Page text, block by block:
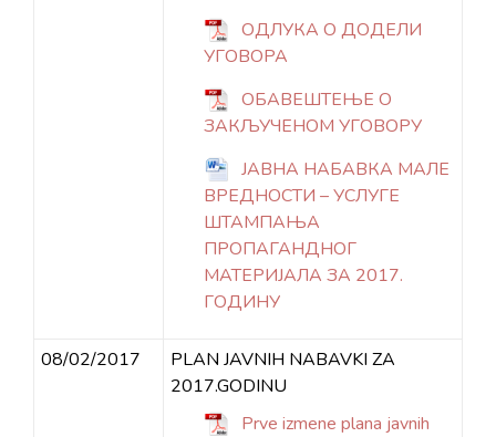
ОДЛУКА О ДОДЕЛИ
УГОВОРА
ОБАВЕШТЕЊЕ О
ЗАКЉУЧЕНОМ УГОВОРУ
ЈАВНА НАБАВКА МАЛЕ
ВРЕДНОСТИ – УСЛУГЕ
ШТАМПАЊА
ПРОПАГАНДНОГ
МАТЕРИЈАЛА ЗА 2017.
ГОДИНУ
08/02/2017
PLAN JAVNIH NABAVKI ZA
2017.GODINU
Prve izmene plana javnih